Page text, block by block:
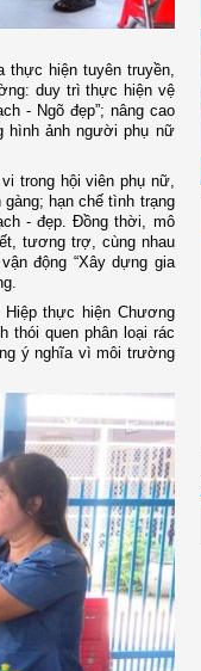
thực hiện tuyên truyền,
duy trì thực hiện vệ
- Ngõ đẹp”; nâng cao
hình ảnh người phụ nữ
trong hội viên phụ nữ,
hạn chế tình trạng
- đẹp. Đồng thời, mô
tương trợ, cùng nhau
động “Xây dựng gia
thực hiện Chương
thói quen phân loại rác
ý nghĩa vì môi trường